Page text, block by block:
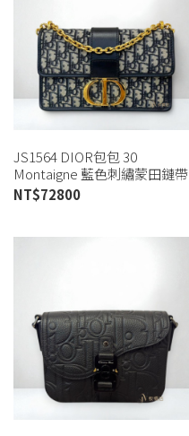
JS1564 DIOR包包 30
Montaigne 藍色刺繡蒙田鏈帶
包 M9208UTZQ_M928 (板橋店)
NT$72800